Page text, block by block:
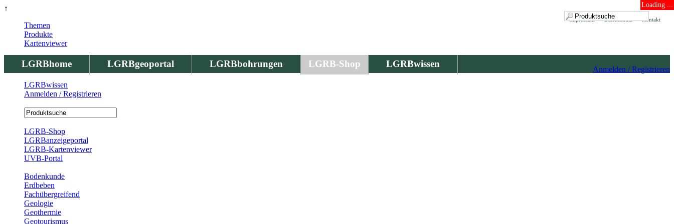
↑ Loading ...
Kontakt
Datenschutz
Impressum
LGRBhome LGRBgeoportal LGRBbohrungen LGRB-Shop LGRBwissen
Anmelden / Registrieren
Themen
Produkte
Kartenviewer
LGRBwissen
Anmelden / Registrieren
LGRB-Shop
LGRBanzeigeportal
LGRB-Kartenviewer
UVB-Portal
Bodenkunde
Erdbeben
Fachübergreifend
Geologie
Geothermie
Geotourismus